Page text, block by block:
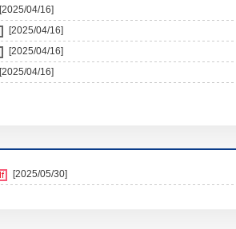
[2025/04/16]
[2025/04/16]
[2025/04/16]
[2025/04/16]
[2025/05/30]